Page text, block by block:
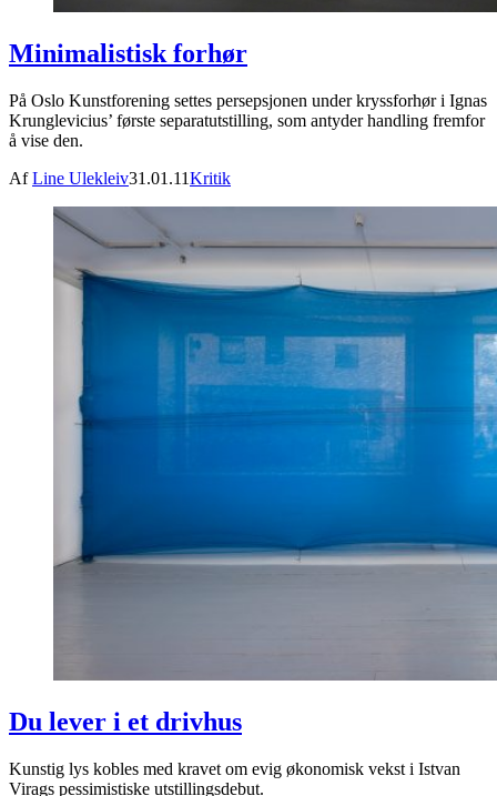
Minimalistisk forhør
På Oslo Kunstforening settes persepsjonen under kryssforhør i Ignas
Krunglevicius’ første separatutstilling, som antyder handling fremfor
å vise den.
AfLine Ulekleiv31.01.11Kritik
Du lever i et drivhus
Kunstig lys kobles med kravet om evig økonomisk vekst i Istvan
Virags pessimistiske utstillingsdebut.